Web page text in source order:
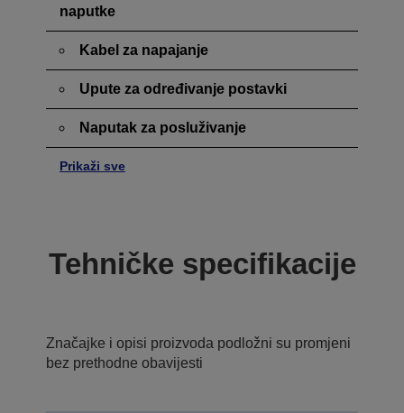
naputke
Kabel za napajanje
Upute za određivanje postavki
Naputak za posluživanje
Prikaži sve
Tehničke specifikacije
Značajke i opisi proizvoda podložni su promjeni
bez prethodne obavijesti